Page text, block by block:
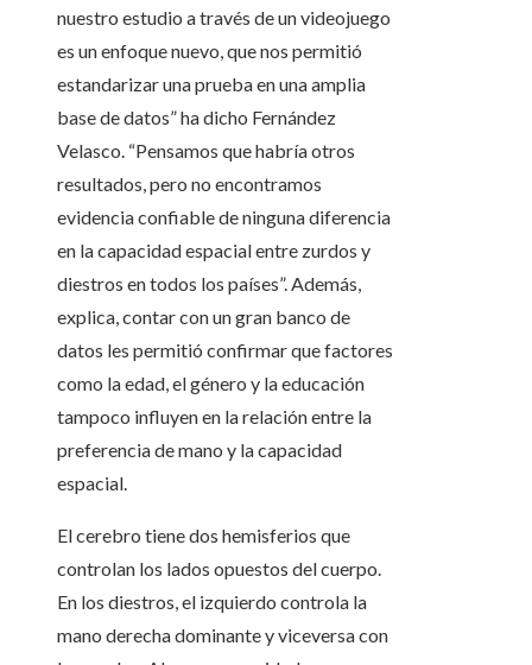
nuestro estudio a través de un videojuego
es un enfoque nuevo, que nos permitió
estandarizar una prueba en una amplia
base de datos” ha dicho Fernández
Velasco. “Pensamos que habría otros
resultados, pero no encontramos
evidencia confiable de ninguna diferencia
en la capacidad espacial entre zurdos y
diestros en todos los países”. Además,
explica, contar con un gran banco de
datos les permitió confirmar que factores
como la edad, el género y la educación
tampoco influyen en la relación entre la
preferencia de mano y la capacidad
espacial.
El cerebro tiene dos hemisferios que
controlan los lados opuestos del cuerpo.
En los diestros, el izquierdo controla la
mano derecha dominante y viceversa con